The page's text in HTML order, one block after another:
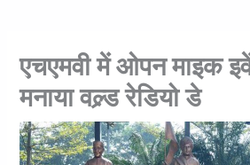
एचएमवी में ओपन माइक
मनाया वल्र्ड रेडियो डे